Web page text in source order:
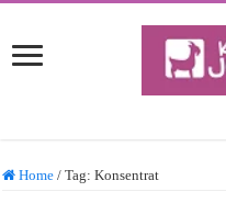
Home / Tag:Konsentrat